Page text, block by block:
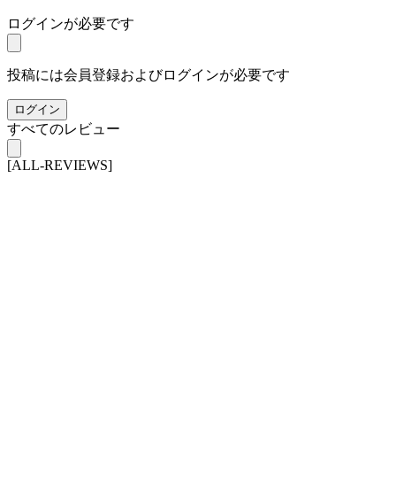
ログインが必要です
投稿には会員登録およびログインが必要です
ログイン
すべてのレビュー
[ALL-REVIEWS]